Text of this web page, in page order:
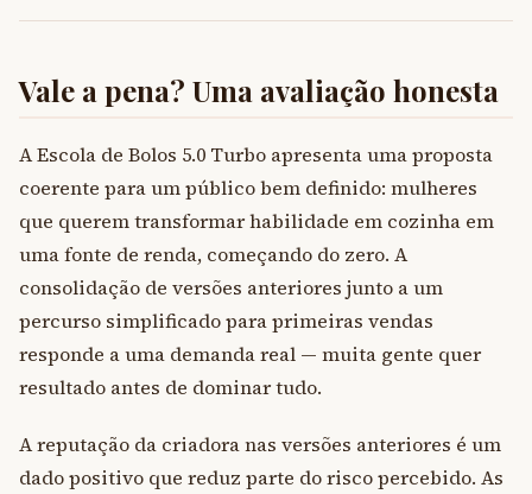
Vale a pena? Uma avaliação honesta
A Escola de Bolos 5.0 Turbo apresenta uma proposta
coerente para um público bem definido: mulheres
que querem transformar habilidade em cozinha em
uma fonte de renda, começando do zero. A
consolidação de versões anteriores junto a um
percurso simplificado para primeiras vendas
responde a uma demanda real — muita gente quer
resultado antes de dominar tudo.
A reputação da criadora nas versões anteriores é um
dado positivo que reduz parte do risco percebido. As